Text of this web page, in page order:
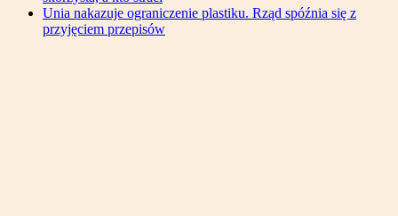
Unia nakazuje ograniczenie plastiku. Rząd spóźnia się z
przyjęciem przepisów